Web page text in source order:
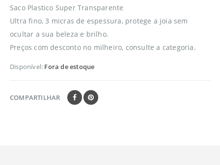
Saco Plastico Super Transparente
Ultra fino, 3 micras de espessura, protege a joia sem
ocultar a sua beleza e brilho.
Preços com desconto no milheiro, consulte a categoria.
Disponível: Fora de estoque
COMPARTILHAR